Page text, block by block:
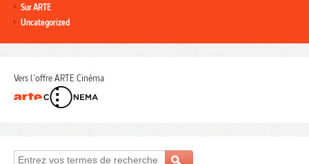
Sur ARTE
Uncategorized
Vers l'offre ARTE Cinéma